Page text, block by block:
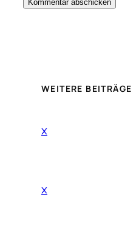
WEITERE BEITRÄGE
x
x